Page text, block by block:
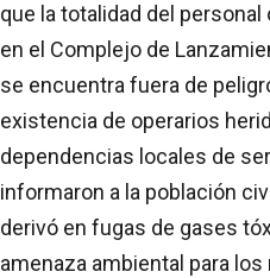
que la totalidad del
en el Complejo de
se encuentra fuera de
existencia de operarios
dependencias locales de
informaron a la población
derivó en fugas de gases
amenaza ambiental para